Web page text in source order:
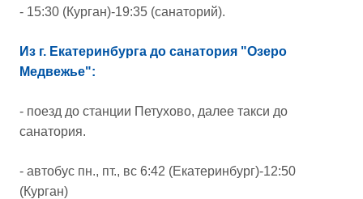
- 15:30 (Курган)-19:35 (санаторий).
Из г. Екатеринбурга до санатория "Озеро
Медвежье":
- поезд до станции Петухово, далее такси до
санатория.
- автобус пн., пт., вс 6:42 (Екатеринбург)-12:50
(Курган)